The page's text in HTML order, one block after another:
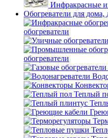
Инфракрасные
Обогреватели для дома,
обогреватели
обогреватели
Теплый